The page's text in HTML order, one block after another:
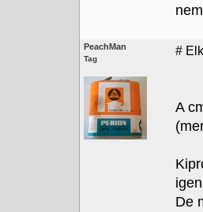
PeachMan
Tag
#
A
De